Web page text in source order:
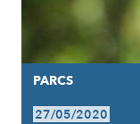
PARCS
27/05/2020